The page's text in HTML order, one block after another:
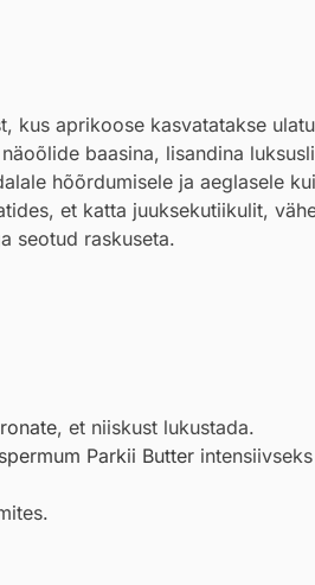
kus aprikoose kasvatatakse
baasina, lisandina
hõõrdumisele ja aeglasele
et katta juuksekutiikulit,
seotud raskuseta.
, et niiskust lukustada.
Parkii Butter intensiivseks